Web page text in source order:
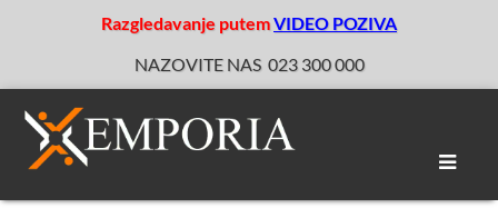
Razgledavanje putemVIDEO POZIVA
NAZOVITE NAS 023 300 000
Toggle